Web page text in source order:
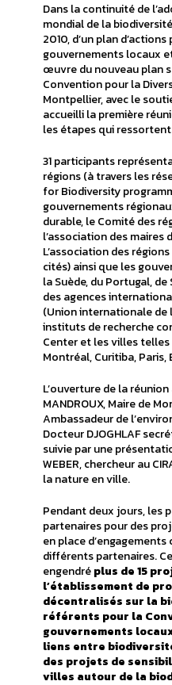
Dans la continuité de
mondial de la
2010, d’un plan
gouvernements locaux
œuvre du nouveau plan
Convention pour la
Montpellier, avec le
accueilli la première
les étapes qui
31 participants
régions (à travers les
for Biodiversity
gouvernements
durable, le Comité des
l’association des maires
L’association des
cités) ainsi que les
la Suède, du Portugal, de
des agences
(Union internationale de
instituts de recherche
Center et les villes
Montréal, Curitiba, Paris,
L’ouverture de la
MANDROUX, Maire de
Ambassadeur de
Docteur DJOGHLAF
suivie par une
WEBER, chercheur au
la nature en ville.
Pendant deux jours, les
partenaires pour des
en place
différents partenaires.
engendréplus de 15
l’établissement de
décentralisés sur la
référents pour la
gouvernements
liens entre
des projets de
villes autour de la